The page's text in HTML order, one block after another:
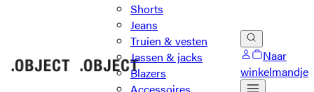
Shorts
Jeans
Truien & vesten
Jassen & jacks
Blazers
Naar
winkelmandje